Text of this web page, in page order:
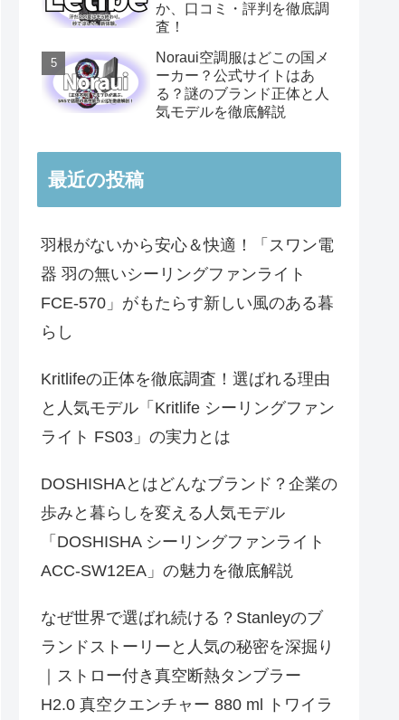
か、口コミ・評判を徹底調
査！
Noraui空調服はどこの国メ
ーカー？公式サイトはあ
る？謎のブランド正体と人
気モデルを徹底解説
最近の投稿
羽根がないから安心＆快適！「スワン電
器 羽の無いシーリングファンライト
FCE-570」がもたらす新しい風のある暮
らし
Kritlifeの正体を徹底調査！選ばれる理由
と人気モデル「Kritlife シーリングファン
ライト FS03」の実力とは
DOSHISHAとはどんなブランド？企業の
歩みと暮らしを変える人気モデル
「DOSHISHA シーリングファンライト
ACC-SW12EA」の魅力を徹底解説
なぜ世界で選ばれ続ける？Stanleyのブ
ランドストーリーと人気の秘密を深掘り
｜ストロー付き真空断熱タンブラー
H2.0 真空クエンチャー 880 ml トワイラ